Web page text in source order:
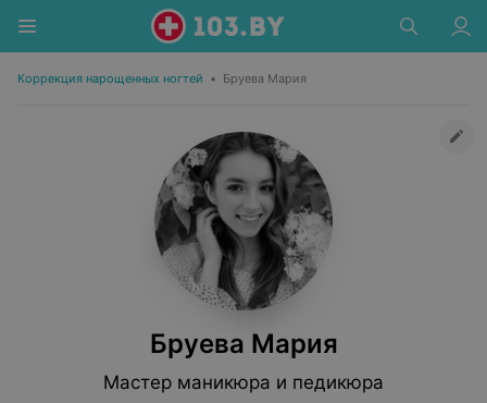
Коррекция нарощенных ногтей • Бруева Мария
Бруева Мария
Мастер маникюра и педикюра